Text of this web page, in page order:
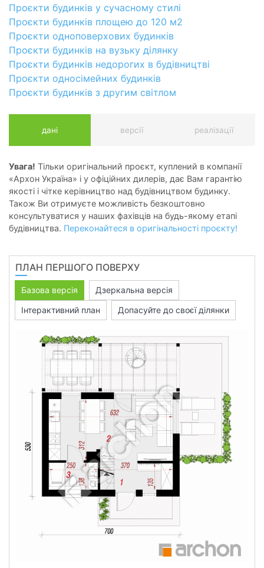
Проєкти будинків у сучасному стилі
Проєкти будинків площею до 120 м2
Проєкти одноповерхових будинків
Проєкти будинків на вузьку ділянку
Проєкти будинків недорогих в будівництві
Проєкти односімейних будинків
Проєкти будинків з другим світлом
дані версії реалізації
Увага! Тільки оригінальний проєкт, куплений в компанії
«Архон Україна» і у офіційних дилерів, дає Вам гарантію
якості і чітке керівництво над будівництвом будинку.
Також Ви отримуєте можливість безкоштовно
консультуватися у наших фахівців на будь-якому етапі
будівництва. Переконайтеся в оригінальності проєкту!
ПЛАН ПЕРШОГО ПОВЕРХУ
Базова версія
Дзеркальна версія
Інтерактивний план
Допасуйте до своєї ділянки